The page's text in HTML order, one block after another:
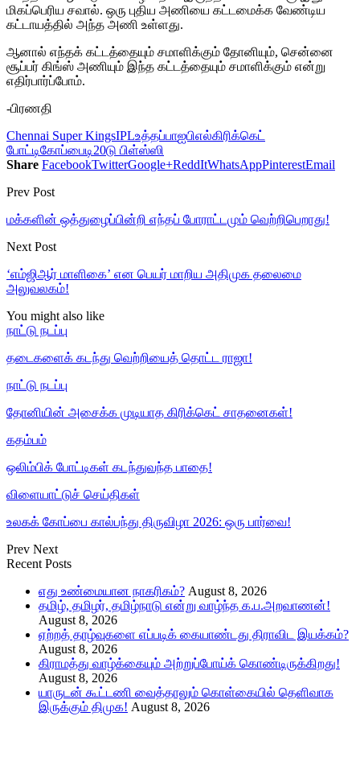
மிகப்பெரிய சவால். ஒரு புதிய அணியை கட்டமைக்க வேண்டிய
கட்டாயத்தில் அந்த அணி உள்ளது.
ஆனால் எந்தக் கட்டத்தையும் சமாளிக்கும் தோனியும், சென்னை
சூப்பர் கிங்ஸ் அணியும் இந்த கட்டத்தையும் சமாளிக்கும் என்று
எதிர்பார்ப்போம்.
-பிரணதி
Chennai Super KingsIPLஉத்தப்பாஐபிஎல்கிரிக்கெட்
போட்டிகோப்பைடி20டு பிள்ஸ்ஸி
Share FacebookTwitterGoogle+ReddItWhatsAppPinterestEmail
Prev Post
மக்களின் ஒத்துழைப்பின்றி எந்தப் போராட்டமும் வெற்றிபெறாது!
Next Post
‘எம்ஜிஆர் மாளிகை’ என பெயர் மாறிய அதிமுக தலைமை
அலுவலகம்!
You might also like
நாட்டு நடப்பு
தடைகளைக் கடந்து வெற்றியைத் தொட்ட ராஜா!
நாட்டு நடப்பு
தோனியின் அசைக்க முடியாத கிரிக்கெட் சாதனைகள்!
கதம்பம்
ஒலிம்பிக் போட்டிகள் கடந்துவந்த பாதை!
விளையாட்டுச் செய்திகள்
உலகக் கோப்பை கால்பந்து திருவிழா 2026: ஒரு பார்வை!
Prev Next
Recent Posts
எது உண்மையான நாகரிகம்? August 8, 2026
தமிழ், தமிழர், தமிழ்நாடு என்று வாழ்ந்த க.ப.அறவாணன்!
August 8, 2026
ஏற்றத் தாழ்வுகளை எப்படிக் கையாண்டது திராவிட இயக்கம்?
August 8, 2026
கிராமத்து வாழ்க்கையும் அற்றுப்போய்க் கொண்டிருக்கிறது!
August 8, 2026
யாருடன் கூட்டணி வைத்தாலும் கொள்கையில் தெளிவாக
இருக்கும் திமுக! August 8, 2026